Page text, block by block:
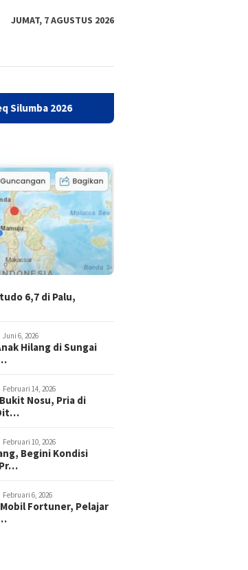
JUMAT, 7 AGUSTUS 2026
Tindaklanjuti Temuan BPK, Gubernur
6,7 di Palu,
Juni 6, 2026
Hilang di Sungai
Februari 14, 2026
Nosu, Pria di
Februari 10, 2026
Begini Kondisi
Februari 6, 2026
Fortuner, Pelajar